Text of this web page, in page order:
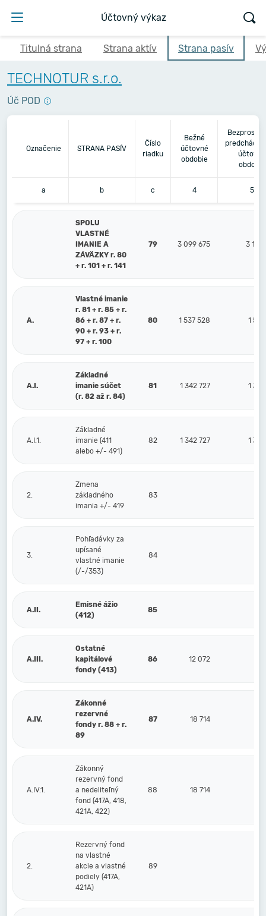
Účtovný výkaz
Titulná strana Strana aktív Strana pasív
TECHNOTUR s.r.o.
Úč POD
Označenie STRANA PASÍV
Číslo
riadku
Bežné
účtovné
obdobie
účtovné
obdobie
a b c 4 5
SPOLU
VLASTNÉ
IMANIE A
ZÁVÄZKY r. 80
+ r. 101 + r. 141
79 3 099 675 3 159
A.
Vlastné imanie
r. 81 + r. 85 + r.
86 + r. 87 + r.
90 + r. 93 + r.
97 + r. 100
80 1 537 528 1
A.I.
Základné
imanie súčet
(r. 82 až r. 84)
81 1 342 727 1
A.I.1.
Základné
imanie (411
alebo +/- 491)
82 1 342 727 1
2.
Zmena
základného
imania +/- 419
83
3.
Pohľadávky za
upísané
vlastné imanie
(/-/353)
84
A.II.
Emisné ážio
(412)
85
A.III.
Ostatné
kapitálové
fondy (413)
86 12 072
A.IV.
Zákonné
rezervné
fondy r. 88 + r.
89
87 18 714
A.IV.1.
Zákonný
rezervný fond
a nedeliteľný
fond (417A, 418,
421A, 422)
88 18 714
2.
Rezervný fond
na vlastné
akcie a vlastné
podiely (417A,
421A)
89